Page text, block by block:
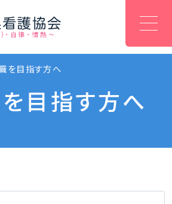
を目指す方へ
目指す方へ